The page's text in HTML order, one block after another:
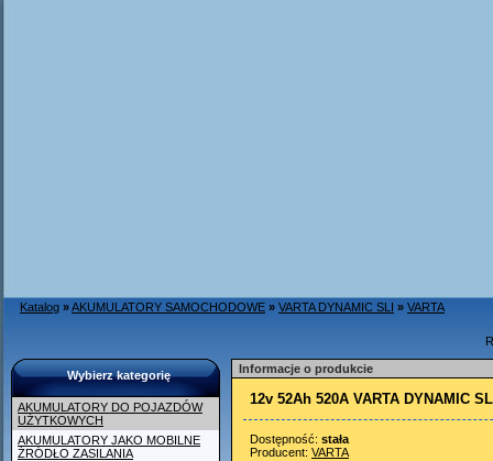
Katalog »AKUMULATORY SAMOCHODOWE » VARTA DYNAMIC SLI » VARTA
Wybierz kategorię
AKUMULATORY DO POJAZDÓW
UŻYTKOWYCH
AKUMULATORY JAKO MOBILNE
ŹRÓDŁO ZASILANIA
Informacje o produkcie
12v 52Ah 520A VARTA DYNAMIC
Dostępność: stała
Producent: VARTA